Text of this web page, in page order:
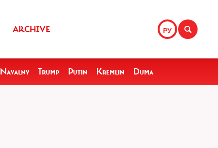
РУ
ARCHIVE
Navalny Trump Putin Kremlin Duma